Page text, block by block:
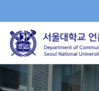
로
메